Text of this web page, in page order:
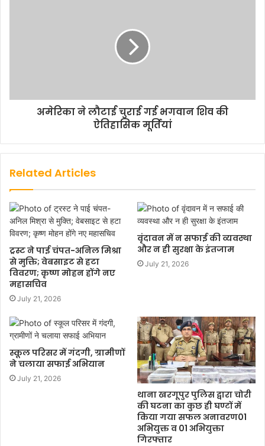
अमेरिका ने लौटाई चुराई गई भगवान शिव की
ऐतिहासिक मूर्तियां
Related Articles
ट्रस्ट ने पाई चंपत-अनिल मिश्रा
से मुक्ति; वेबसाइट से हटा
विवरण; कृष्ण मोहन होंगे नए
महासचिव
July 21, 2026
वृंदावन में न सफाई की व्यवस्था
और न ही सुरक्षा के इंतजाम
July 21, 2026
स्कूल परिसर में गंदगी, ग्रामीणों
ने चलाया सफाई अभियान
July 21, 2026
थाना खरगूपुर पुलिस द्वारा चोरी
की घटना का कुछ ही घण्टों में
किया गया सफल अनावरण01
अभियुक्त व 01 अभियुक्ता
गिरफ्तार